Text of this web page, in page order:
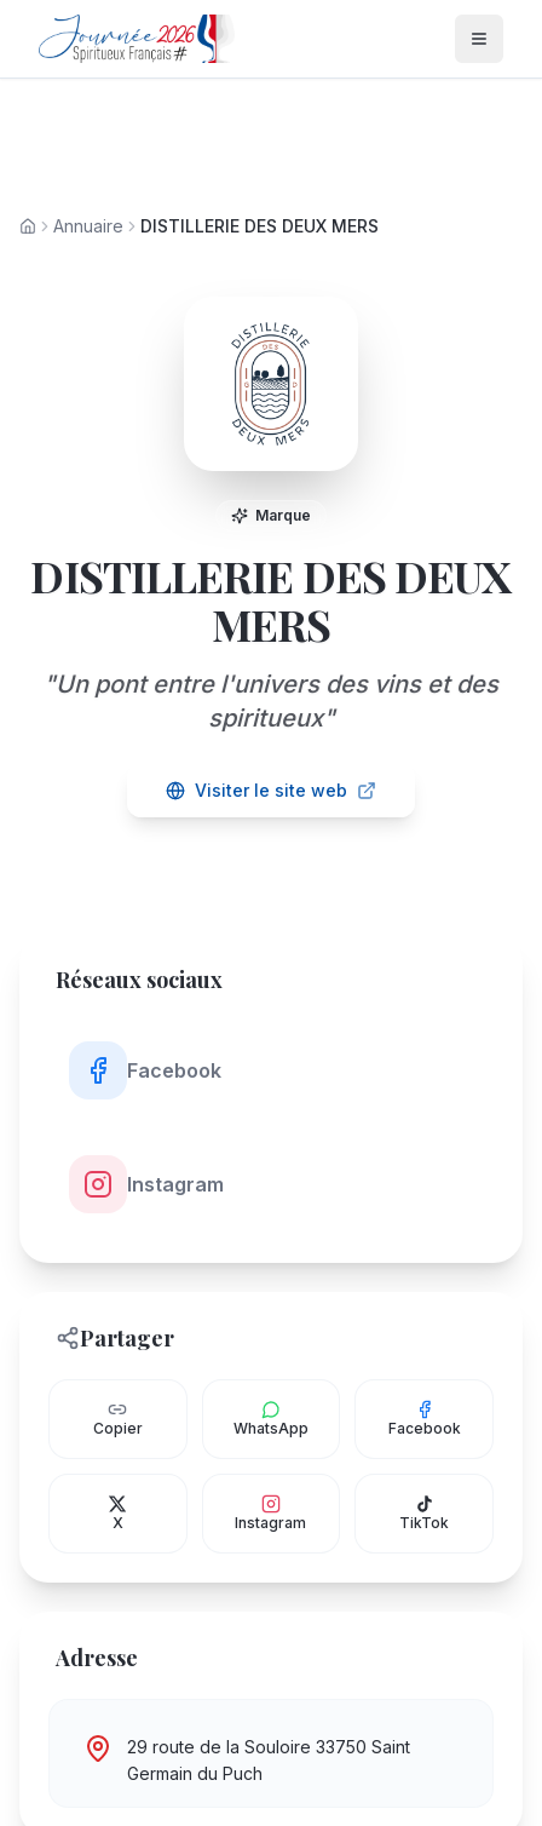
Menu
AccueilAnnuaire DISTILLERIE DES DEUX MERS
Marque
DISTILLERIE DES DEUX
MERS
"Un pont entre l'univers des vins et des
spiritueux"
Visiter le site web
Réseaux sociaux
Facebook
Instagram
Partager
Copier WhatsApp Facebook
X Instagram TikTok
Adresse
29 route de la Souloire 33750 Saint
Germain du Puch